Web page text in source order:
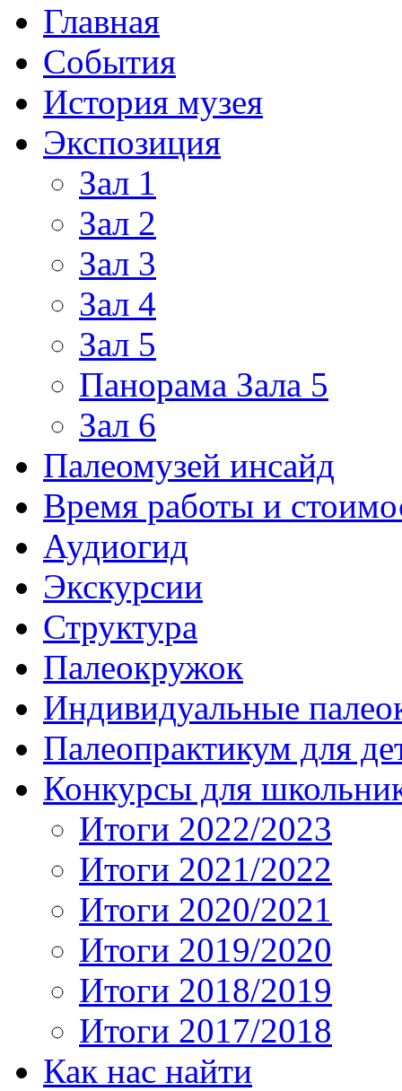
Главная
События
История музея
Экспозиция
Зал 1
Зал 2
Зал 3
Зал 4
Зал 5
Панорама Зала 5
Зал 6
Палеомузей инсайд
Время работы и
Аудиогид
Экскурсии
Структура
Палеокружок
Индивидуальные
Палеопрактикум для
Конкурсы для
Итоги 2022/2023
Итоги 2021/2022
Итоги 2020/2021
Итоги 2019/2020
Итоги 2018/2019
Итоги 2017/2018
Как нас найти